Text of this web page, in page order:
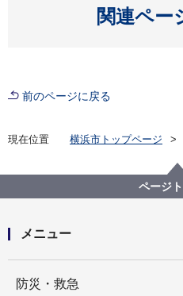
関連ペー
前のページに戻る
現在位置 横浜市トップページ
ページ
メニュー
防災・救急